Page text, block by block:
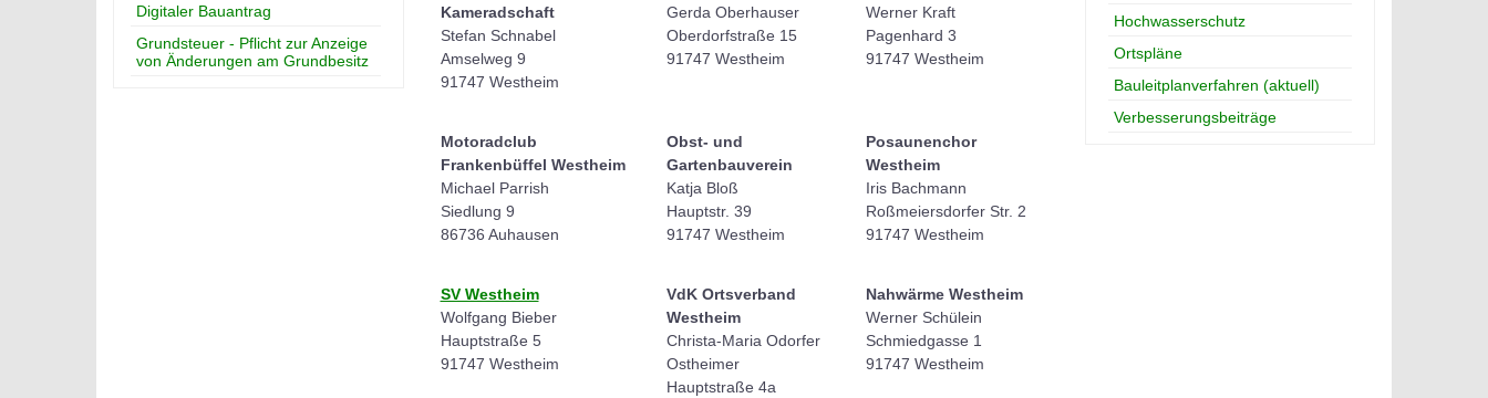
Kameradschaft
Stefan Schnabel
Amselweg 9
91747 Westheim
Gerda Oberhauser
Oberdorfstraße 15
91747 Westheim
Werner Kraft
Pagenhard 3
91747 Westheim
Motoradclub
Frankenbüffel Westheim
Michael Parrish
Siedlung 9
86736 Auhausen
Obst- und
Gartenbauverein
Katja Bloß
Hauptstr. 39
91747 Westheim
Posaunenchor
Westheim
Iris Bachmann
Roßmeiersdorfer Str. 2
91747 Westheim
SV Westheim
Wolfgang Bieber
Hauptstraße 5
91747 Westheim
VdK Ortsverband
Westheim
Christa-Maria Odorfer
Ostheimer
Hauptstraße 4a
Nahwärme Westheim
Werner Schülein
Schmiedgasse 1
91747 Westheim
Digitaler Bauantrag
Grundsteuer - Pflicht zur Anzeige
von Änderungen am Grundbesitz
Hochwasserschutz
Ortspläne
Bauleitplanverfahren (aktuell)
Verbesserungsbeiträge